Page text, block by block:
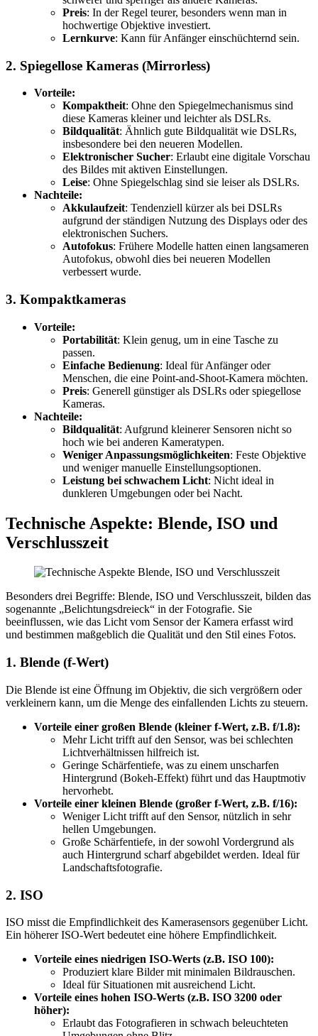
Preis: In der Regel teurer, besonders wenn man in
hochwertige Objektive investiert.
Lernkurve: Kann für Anfänger einschüchternd sein.
2. Spiegellose Kameras (Mirrorless)
Vorteile:
Kompaktheit: Ohne den Spiegelmechanismus sind
diese Kameras kleiner und leichter als DSLRs.
Bildqualität: Ähnlich gute Bildqualität wie DSLRs,
insbesondere bei den neueren Modellen.
Elektronischer Sucher: Erlaubt eine digitale Vorschau
des Bildes mit aktiven Einstellungen.
Leise: Ohne Spiegelschlag sind sie leiser als DSLRs.
Nachteile:
Akkulaufzeit: Tendenziell kürzer als bei DSLRs
aufgrund der ständigen Nutzung des Displays oder des
elektronischen Suchers.
Autofokus: Frühere Modelle hatten einen langsameren
Autofokus, obwohl dies bei neueren Modellen
verbessert wurde.
3. Kompaktkameras
Vorteile:
Portabilität: Klein genug, um in eine Tasche zu
passen.
Einfache Bedienung: Ideal für Anfänger oder
Menschen, die eine Point-and-Shoot-Kamera möchten.
Preis: Generell günstiger als DSLRs oder spiegellose
Kameras.
Nachteile:
Bildqualität: Aufgrund kleinerer Sensoren nicht so
hoch wie bei anderen Kameratypen.
Weniger Anpassungsmöglichkeiten: Feste Objektive
und weniger manuelle Einstellungsoptionen.
Leistung bei schwachem Licht: Nicht ideal in
dunkleren Umgebungen oder bei Nacht.
Technische Aspekte: Blende, ISO und
Verschlusszeit
Besonders drei Begriffe: Blende, ISO und Verschlusszeit, bilden das
sogenannte „Belichtungsdreieck“ in der Fotografie. Sie
beeinflussen, wie das Licht vom Sensor der Kamera erfasst wird
und bestimmen maßgeblich die Qualität und den Stil eines Fotos.
1. Blende (f-Wert)
Die Blende ist eine Öffnung im Objektiv, die sich vergrößern oder
verkleinern kann, um die Menge des einfallenden Lichts zu steuern.
Vorteile einer großen Blende (kleiner f-Wert, z.B. f/1.8):
Mehr Licht trifft auf den Sensor, was bei schlechten
Lichtverhältnissen hilfreich ist.
Geringe Schärfentiefe, was zu einem unscharfen
Hintergrund (Bokeh-Effekt) führt und das Hauptmotiv
hervorhebt.
Vorteile einer kleinen Blende (großer f-Wert, z.B. f/16):
Weniger Licht trifft auf den Sensor, nützlich in sehr
hellen Umgebungen.
Große Schärfentiefe, in der sowohl Vordergrund als
auch Hintergrund scharf abgebildet werden. Ideal für
Landschaftsfotografie.
2. ISO
ISO misst die Empfindlichkeit des Kamerasensors gegenüber Licht.
Ein höherer ISO-Wert bedeutet eine höhere Empfindlichkeit.
Vorteile eines niedrigen ISO-Werts (z.B. ISO 100):
Produziert klare Bilder mit minimalen Bildrauschen.
Ideal für Situationen mit ausreichend Licht.
Vorteile eines hohen ISO-Werts (z.B. ISO 3200 oder
höher):
Erlaubt das Fotografieren in schwach beleuchteten